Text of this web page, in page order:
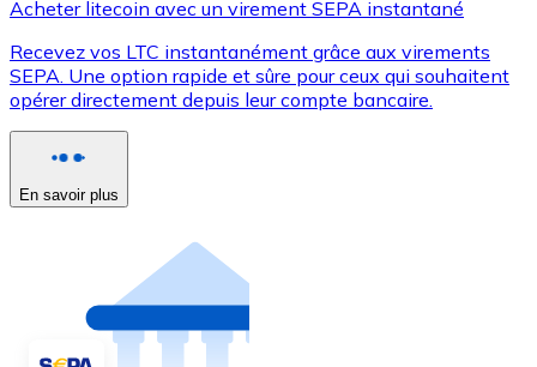
Acheter litecoin avec un virement SEPA instantané
Recevez vos LTC instantanément grâce aux virements
SEPA. Une option rapide et sûre pour ceux qui souhaitent
opérer directement depuis leur compte bancaire.
En savoir plus